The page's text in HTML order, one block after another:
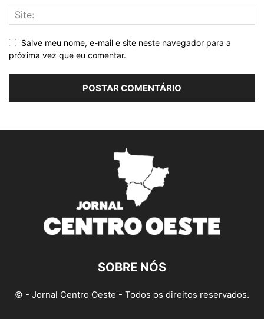
Salve meu nome, e-mail e site neste navegador para a
próxima vez que eu comentar.
SOBRE NÓS
© - Jornal Centro Oeste - Todos os direitos reservados.